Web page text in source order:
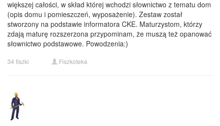
większej całości, w skład której wchodzi słownictwo z tematu dom
(opis domu i pomieszczeń, wyposażenie). Zestaw został
stworzony na podstawie informatora CKE. Maturzystom, którzy
zdają maturę rozszerzona przypominam, że muszą też opanować
słownictwo podstawowe. Powodzenia:)
34 fiszki Fiszkoteka